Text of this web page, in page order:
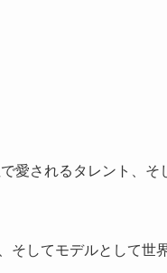
愛されるタレント、そ
そしてモデルとして世